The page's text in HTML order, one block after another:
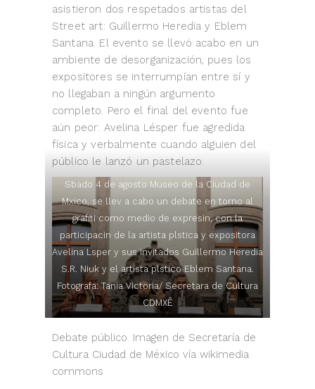
asistieron dos respetados artistas del
Street art: Guillermo Heredia y Eblem
Santana. El evento se llevó acabo en un
ambiente de desorganización, pues los
expositores se interrumpían entre sí y
no llegaban a ningún argumento
completo. Pero el final del evento fue
aún peor: Avelina Lésper fue agredida
física y verbalmente cuando alguien del
público le lanzó un pastelazo.
Sbado 4 de agosto Museo de la Ciudad de
Mxico, se llev a cabo un debate en torno al
grafiti como medio de expresin, con la
participacin de la artista plstica y expositora
Avelina Lsper y sus invitados Guillermo Heredia
S.R. Niuk y el artista plstico Eblem Santana.
Fotografa: Tania Victoria/ Secretara de Cultura
CDMXÊ
Debate público. Imagen de Secretaría de
Cultura Ciudad de México vía wikimedia
commons